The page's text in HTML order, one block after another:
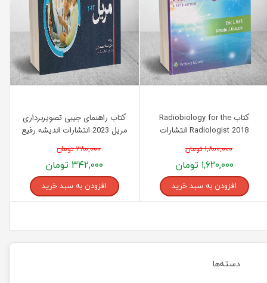
دسته‌ها
کتاب Radiobiology for the
Radiologist 2018 انتشارات
۱,۸۰۰,۰۰۰ تومان
۱,۶۲۰,۰۰۰ تومان
افزودن به سبد خرید
کتاب راهنمای جیبی تصویربرداری
مریل 2023 انتشارات اندیشه رفیع
۳۸۰,۰۰۰ تومان
۳۴۲,۰۰۰ تومان
افزودن به سبد خرید